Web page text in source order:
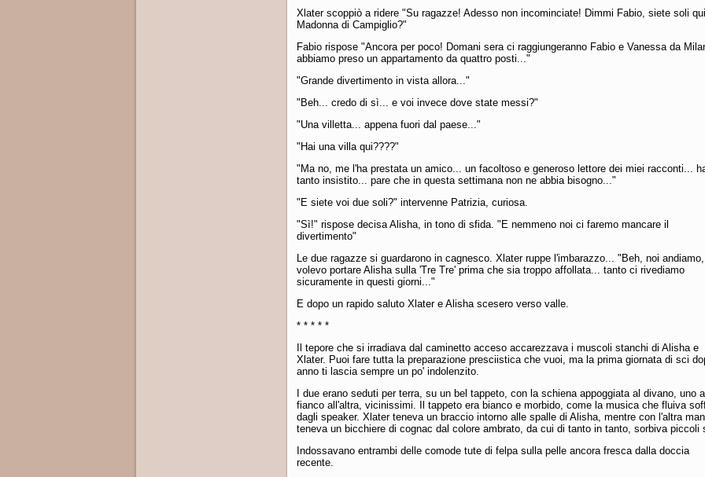
Xlater scoppiò a ridere "Su ragazze! Adesso non incominciate! Dimmi Fabio, siete soli
Madonna di Campiglio?"
Fabio rispose "Ancora per poco! Domani sera ci raggiungeranno Fabio e Vanessa da
abbiamo preso un appartamento da quattro posti..."
"Grande divertimento in vista allora..."
"Beh... credo di sì... e voi invece dove state messi?"
"Una villetta... appena fuori dal paese..."
"Hai una villa qui????"
"Ma no, me l'ha prestata un amico... un facoltoso e generoso lettore dei miei racconti...
tanto insistito... pare che in questa settimana non ne abbia bisogno..."
"E siete voi due soli?" intervenne Patrizia, curiosa.
"Sì!" rispose decisa Alisha, in tono di sfida. "E nemmeno noi ci faremo mancare il
divertimento"
Le due ragazze si guardarono in cagnesco. Xlater ruppe l'imbarazzo... "Beh, noi andiamo,
volevo portare Alisha sulla 'Tre Tre' prima che sia troppo affollata... tanto ci rivediamo
sicuramente in questi giorni..."
E dopo un rapido saluto Xlater e Alisha scesero verso valle.
* * * * *
Il tepore che si irradiava dal caminetto acceso accarezzava i muscoli stanchi di Alisha e
Xlater. Puoi fare tutta la preparazione presciistica che vuoi, ma la prima giornata di sci
anno ti lascia sempre un po' indolenzito.
I due erano seduti per terra, su un bel tappeto, con la schiena appoggiata al divano, uno a
fianco all'altra, vicinissimi. Il tappeto era bianco e morbido, come la musica che fluiva
dagli speaker. Xlater teneva un braccio intorno alle spalle di Alisha, mentre con l'altra
teneva un bicchiere di cognac dal colore ambrato, da cui di tanto in tanto, sorbiva piccoli
Indossavano entrambi delle comode tute di felpa sulla pelle ancora fresca dalla doccia
recente.